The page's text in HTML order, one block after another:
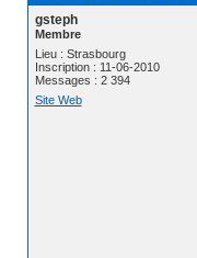
gsteph
Membre
Lieu : Strasbourg
Inscription : 11-06-2010
Messages : 2 394
Site Web